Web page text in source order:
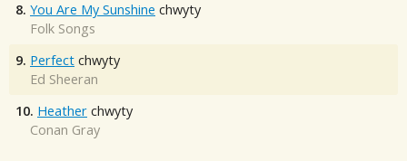
8. You Are My Sunshine chwyty
Folk Songs
9. Perfect chwyty
Ed Sheeran
10. Heather chwyty
Conan Gray